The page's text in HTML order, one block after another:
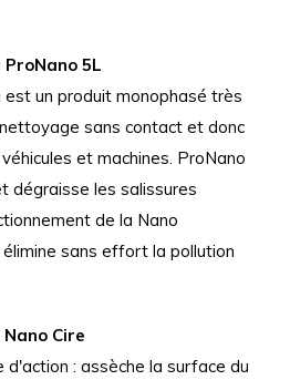
ProNano 5L
un produit monophasé très
sans contact et donc
et machines. ProNano
dégraisse les salissures
de la Nano
sans effort la pollution
Cire
: assèche la surface du